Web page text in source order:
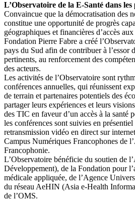
L’Observatoire de la E-Santé dans les
Convaincue que la démocratisation des
constitue une opportunité de progrès
géographiques et financières d’accès
Fondation Pierre Fabre a créé
pays du Sud afin de contribuer à l’essor
pertinents, au renforcement des
des acteurs.
Les activités de l’Observatoire sont
conférences annuelles, qui réunissent
de terrain et partenaires potentiels des
partager leurs expériences et leurs
des TIC en faveur d’un accès à la santé
les conférences sont suivies en
retransmission vidéo en direct sur
Campus Numériques Francophones de
Francophonie.
L’Observatoire bénéficie du soutien de
Développement), de la Fondation pour
médicale appliquée, de l’Agence
du réseau AeHIN (Asia e-Health
de l’OMS.